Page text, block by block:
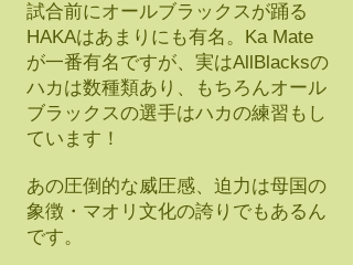
試合前にオールブラックスが踊る
HAKAはあまりにも有名。Ka Mate
が一番有名ですが、実はAllBlacksの
ハカは数種類あり、もちろんオール
ブラックスの選手はハカの練習もし
ています！
あの圧倒的な威圧感、迫力は母国の
象徴・マオリ文化の誇りでもあるん
です。